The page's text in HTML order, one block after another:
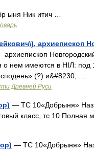
ыня Ник итич …
архиепископ
архиепископ
о нем имеются в НIЛ: под
(?) и&#8230; …
Древней Руси
— ТС 10«Добрыня»
класс, тс 10 Полная
— ТС 10«Добрыня»